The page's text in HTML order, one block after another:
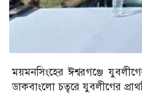
ময়মনসিংহের ঈশ্বরগঞ্জে
ডাকবাংলো চত্বরে যুবলীগের